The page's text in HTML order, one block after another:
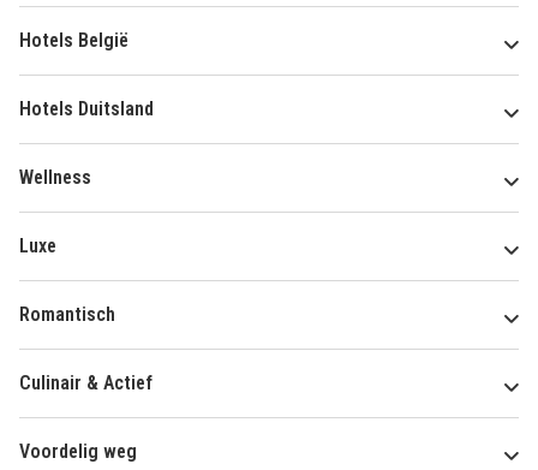
Hotels België
Hotels Duitsland
Wellness
Luxe
Romantisch
Culinair & Actief
Voordelig weg